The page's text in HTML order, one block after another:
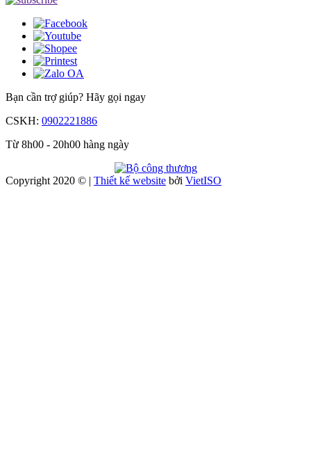
Bạn cần trợ giúp? Hãy gọi ngay
CSKH: 0902221886
Từ 8h00 - 20h00 hàng ngày
Copyright 2020 © | Thiết kế website bởi VietISO